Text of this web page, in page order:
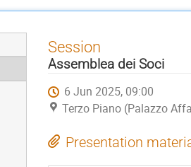
Session
Assemblea dei Soci
6 Jun 2025, 09:00
Terzo Piano (Palazzo
Presentation